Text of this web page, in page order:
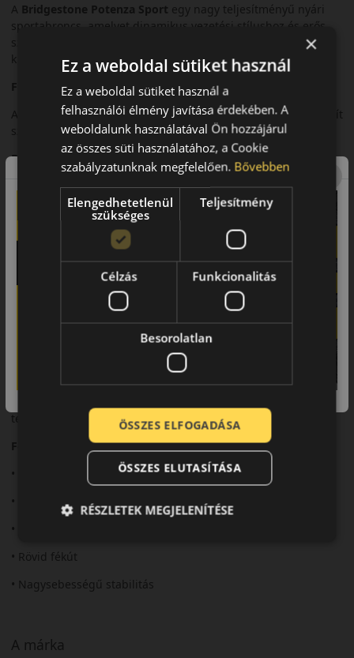
A Bridgestone Potenza Sport egy nagy teljesítményű nyári
sportabroncs, amelyet dinamikus vezetési stílushoz és erős
személyautókhoz fejlesztettek. Precíz irányíthatóságot és
kiemelkedő tapadást kínál.
Futófelület és tapadás
Az aszimmetrikus futófelületi kialakítás kiváló tapadást biztosít
száraz és nedves úton, nagy sebességnél is.
Biztonsági jellemzők
A fejlett gumikeverék rövid fékutat és stabil kanyarvételt tesz
lehetővé extrém terhelés mellett is.
Komfort és zajszint
Sportos karaktere ellenére a Potenza Sport kiegyensúlyozott
zajszintet biztosít.
Ajánlott sportos személyautókhoz és nagy teljesítményű
teljesítményt kínál sportos vezetők számára.
Fő előnyök röviden:
• Prémium sportabroncs
• Kiváló tapadás
• Precíz irányíthatóság
• Rövid fékút
• Nagysebességű stabilitás
A márka
×
Ez a weboldal sütiket használ
Ez a weboldal sütiket használ a
felhasználói élmény javítása érdekében. A
weboldalunk használatával Ön hozzájárul
az összes süti használatához, a Cookie
szabályzatunknak megfelelően. Bővebben
Elengedhetetlenül
szükséges
Teljesítmény
Célzás Funkcionalitás
Besorolatlan
ÖSSZES ELFOGADÁSA
ÖSSZES ELUTASÍTÁSA
RÉSZLETEK MEGJELENÍTÉSE